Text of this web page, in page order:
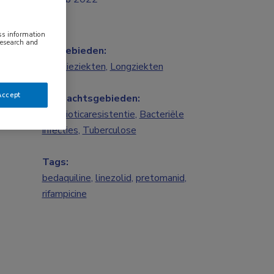
Vakgebieden:
Infectieziekten, Longziekten
Aandachtsgebieden:
Antibioticaresistentie, Bacteriële
infecties, Tuberculose
Tags:
bedaquiline, linezolid, pretomanid,
rifampicine
information
and